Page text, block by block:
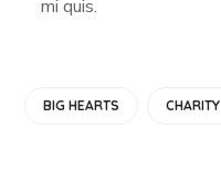
mi quis.
BIG HEARTS CHARITY